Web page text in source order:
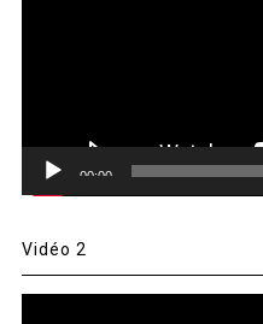
00:00
Vidéo 2